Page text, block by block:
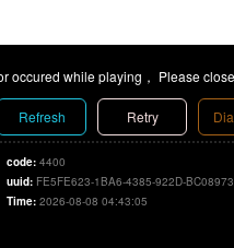
occured while playing， Please
Refresh Retry
code: 4400
uuid: FE5FE623-1BA6-4385-922D-
Time: 2026-08-08 04:43:05